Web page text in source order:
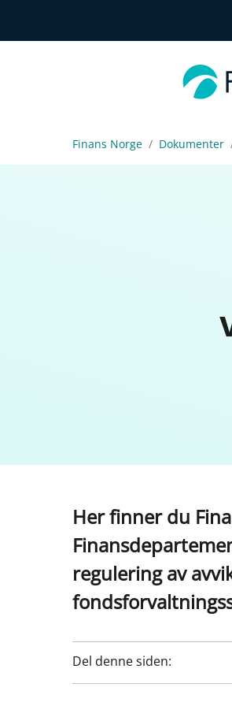
Finans Norge Dokumenter
Her finner du
regulering av
Del denne siden: